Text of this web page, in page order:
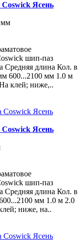
Coswick Ясень
мм
шип-паз
длина Кол. в
600...2100 мм 1.0 м
клей; ниже,..
Coswick Ясень
шип-паз
длина Кол. в
мм 1.0 м 2.0
ниже, на..